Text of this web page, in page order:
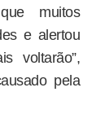
muitos
e alertou
voltarão”,
pela